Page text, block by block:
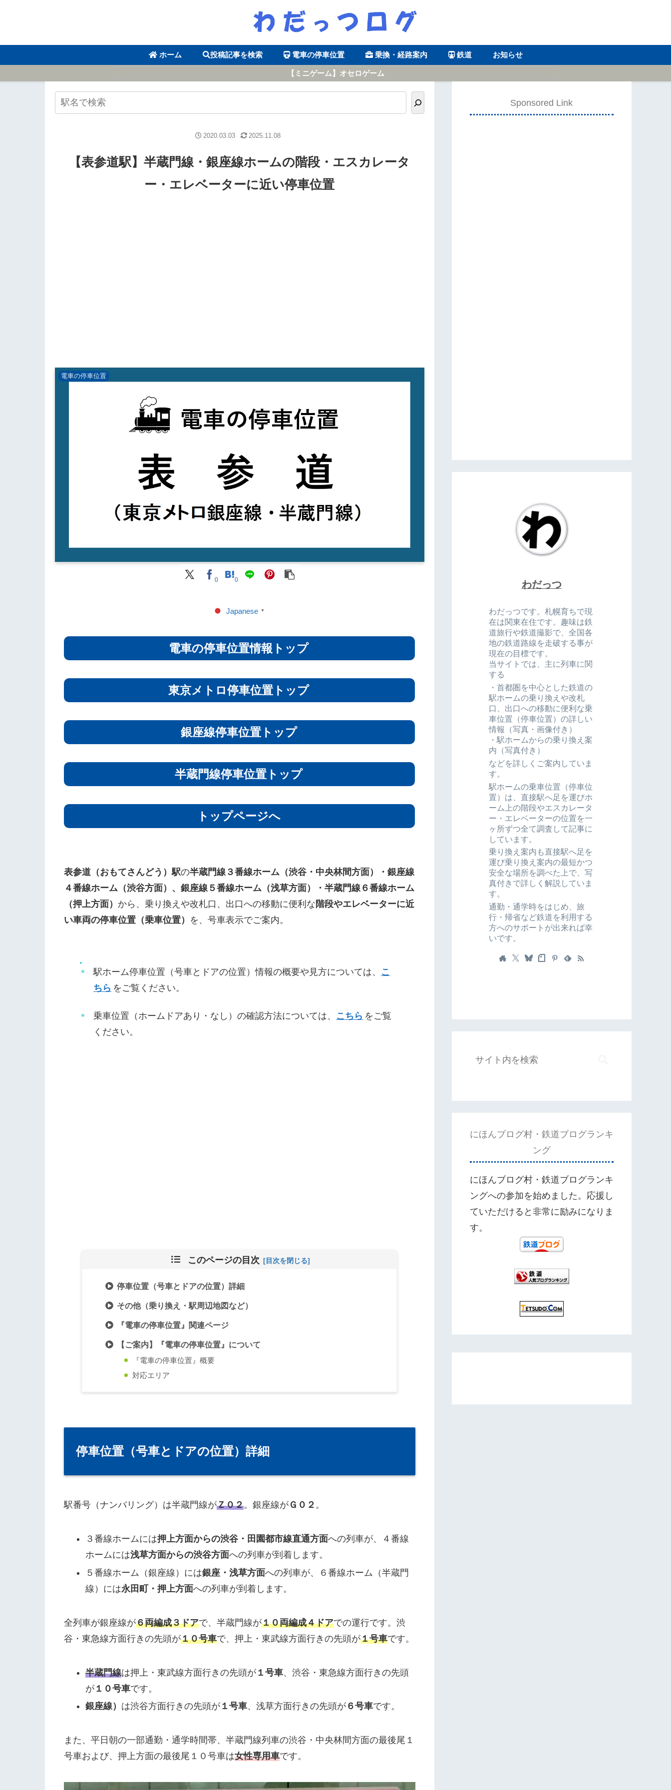
ホーム 投稿記事を検索 電車の停車位置 乗換・経路案内 鉄道 お知らせ
【ミニゲーム】オセロゲーム
【表参道駅】半蔵門線・銀座線ホームの階段・エスカレータ
ー・エレベーターに近い停車位置
電車の停車位置
0 0
2020.03.03 2025.11.08
Japanese ▼
電車の停車位置情報トップ
東京メトロ停車位置トップ
銀座線停車位置トップ
半蔵門線停車位置トップ
トップページへ
表参道（おもてさんどう）駅の半蔵門線３番線ホーム（渋谷・中央林間方面）・銀座線
４番線ホーム（渋谷方面）、銀座線５番線ホーム（浅草方面）・半蔵門線６番線ホーム
（押上方面） から、乗り換えや改札口、出口への移動に便利な階段やエレベーターに近
い車両の停車位置（乗車位置）
を、号車表示でご案内。
駅ホーム停車位置（号車とドアの位置）情報の概要や見方については、 こ
ちら をご覧ください。
乗車位置（ホームドアあり・なし）の確認方法については、 こちら をご覧
ください。
このページの目次
停車位置（号車とドアの位置）詳細
その他（乗り換え・駅周辺地図など）
『電車の停車位置』関連ページ
【ご案内】『電車の停車位置』について
『電車の停車位置』概要
対応エリア
停車位置（号車とドアの位置）詳細
駅番号（ナンバリング）は半蔵門線がＺ０２。銀座線がＧ０２ 。
３番線ホームには押上方面からの渋谷・田園都市線直通方面への列車が、４番線
ホームには浅草方面からの渋谷方面への列車が到着します。
５番線ホーム（銀座線）には銀座・浅草方面への列車が、６番線ホーム（半蔵門
線）には永田町・押上方面への列車が到着します。
全列車が銀座線が６両編成３ドアで、半蔵門線が１０両編成４ドアでの運行です。渋
谷・東急線方面行きの先頭が１０号車で、押上・東武線方面行きの先頭が１号車です。
半蔵門線は押上・東武線方面行きの先頭が １号車、渋谷・東急線方面行きの先頭
が １０号車です。
銀座線） は渋谷方面行きの先頭が １号車、浅草方面行きの先頭が ６号車です。
また、平日朝の一部通勤・通学時間帯、半蔵門線列車の渋谷・中央林間方面の最後尾１
号車および、押上方面の最後尾１０号車は女性専用車です。
Sponsored Link
わだっつ
わだっつです。札幌育ちで現
在は関東在住です。趣味は鉄
道旅行や鉄道撮影で、全国各
地の鉄道路線を走破する事が
現在の目標です。
当サイトでは、主に列車に関
する
・首都圏を中心とした鉄道の
駅ホームの乗り換えや改札
口、出口への移動に便利な乗
車位置（停車位置）の詳しい
情報（写真・画像付き）
・駅ホームからの乗り換え案
内（写真付き）
などを詳しくご案内していま
す。
駅ホームの乗車位置（停車位
置）は、直接駅へ足を運びホ
ーム上の階段やエスカレータ
ー・エレベーターの位置を一
ヶ所ずつ全て調査して記事に
しています。
乗り換え案内も直接駅へ足を
運び乗り換え案内の最短かつ
安全な場所を調べた上で、写
真付きで詳しく解説していま
す。
通勤・通学時をはじめ、旅
行・帰省など鉄道を利用する
方へのサポートが出来れば幸
いです。
にほんブログ村・鉄道ブログランキ
ング
にほんブログ村・鉄道ブログランキ
ングへの参加を始めました。応援し
ていただけると非常に励みになりま
す。